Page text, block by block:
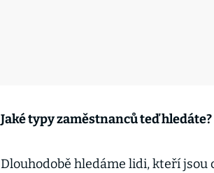
Jaké typy zaměstnanců teď hledáte?
Dlouhodobě hledáme lidi, kteří jsou